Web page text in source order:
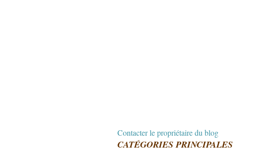
Contacter le propriétaire du blog
CATÉGORIES PRINCIPALES